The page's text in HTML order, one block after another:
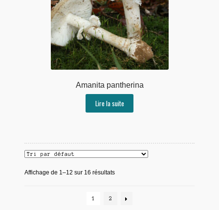
Amanita pantherina
Lire la suite
Affichage de 1–12 sur 16 résultats
1 2